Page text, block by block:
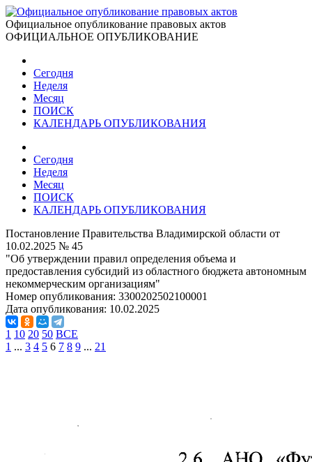
Официальное опубликование правовых актов
ОФИЦИАЛЬНОЕ ОПУБЛИКОВАНИЕ
Сегодня
Неделя
Месяц
ПОИСК
КАЛЕНДАРЬ ОПУБЛИКОВАНИЯ
Сегодня
Неделя
Месяц
ПОИСК
КАЛЕНДАРЬ ОПУБЛИКОВАНИЯ
Постановление Правительства Владимирской области от
10.02.2025 № 45
"Об утверждении правил определения объема и
предоставления субсидий из областного бюджета автономным
некоммерческим организациям"
Номер опубликования: 3300202502100001
Дата опубликования: 10.02.2025
1 10 20 50 ВСЕ
1 ... 3 4 5 6 7 8 9 ... 21